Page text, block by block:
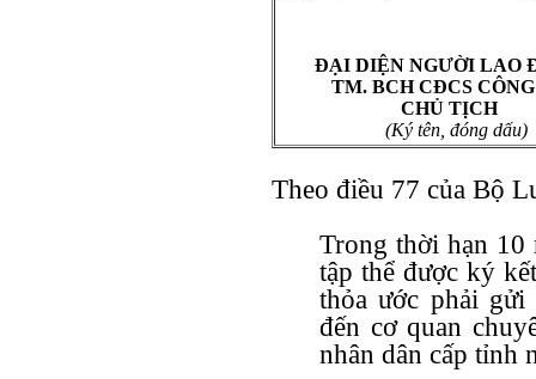
ĐẠI DIỆN NGƯỜI LAO
TM. BCH CĐCS
CHỦ TỊCH
(Ký tên, đóng dấu)
Theo điều 77 của Bộ
Trong thời hạn 10
tập thể được ký
thỏa ước phải gửi
đến cơ quan
nhân dân cấp tỉnh